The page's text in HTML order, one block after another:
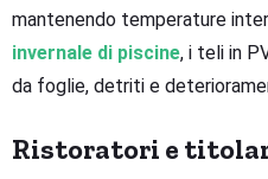
mantenendo temperature
invernale di piscine, i teli in
da foglie, detriti e
Ristoratori e